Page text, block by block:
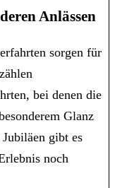
Anlässen
sorgen für
bei denen die
Glanz
gibt es
noch